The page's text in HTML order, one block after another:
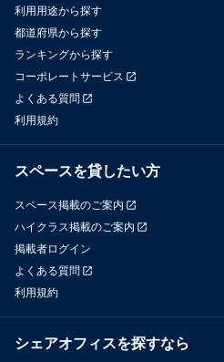
利用用途から探す
都道府県から探す
ランキングから探す
コーポレートサービス
よくある質問
利用規約
スペースを貸したい方
スペース掲載のご案内
ハイクラス掲載のご案内
掲載者ログイン
よくある質問
利用規約
シェアオフィスを探すなら